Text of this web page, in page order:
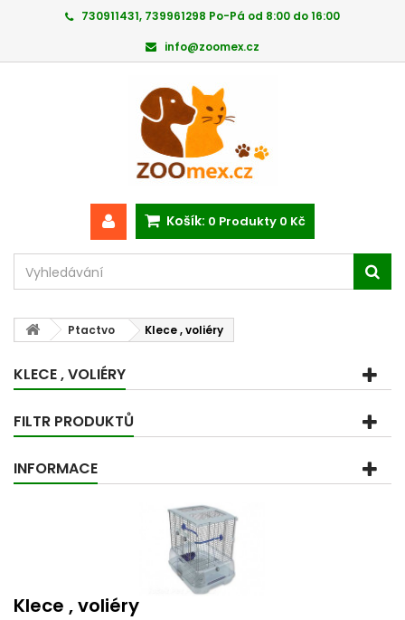
730911431, 739961298 Po-Pá od 8:00 do 16:00
info@zoomex.cz
Košík: 0 Produkty 0 Kč
Ptactvo Klece , voliéry
KLECE , VOLIÉRY
FILTR PRODUKTŮ
INFORMACE
Klece , voliéry